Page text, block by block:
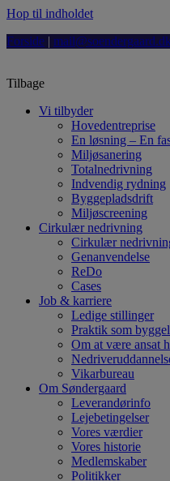
Hop til indholdet
Forside | mail@soendergaard.dk
Tilbage
Vi tilbyder
Hovedentreprise
En løsning – En
Miljøsanering
Totalnedrivning
Indvendig rydning
Byggepladsdrift
Miljøscreening
Cirkulær nedrivning
Cirkulær
Genanvendelse
ReDo
Cases
Job & karriere
Ledige stillinger
Praktik som
Om at være ansat
Vikarbureau
Om Søndergaard
Leverandørinfo
Lejebetingelser
Vores værdier
Vores historie
Medlemskaber
Politikker